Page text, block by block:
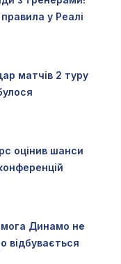
у Реалі
матчів 2 туру
оцінив шанси
Динамо не
відбувається